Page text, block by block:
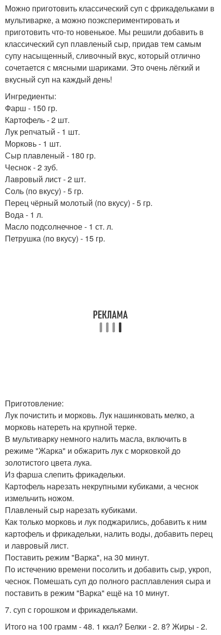
Можно приготовить классический суп с фрикадельками в
мультиварке, а можно поэкспериментировать и
приготовить что-то новенькое. Мы решили добавить в
классический суп плавленый сыр, придав тем самым
супу насыщенный, сливочный вкус, который отлично
сочетается с мясными шариками. Это очень лёгкий и
вкусный суп на каждый день!
Ингредиенты:
Фарш - 150 гр.
Картофель - 2 шт.
Лук репчатый - 1 шт.
Морковь - 1 шт.
Сыр плавленый - 180 гр.
Чеснок - 2 зуб.
Лавровый лист - 2 шт.
Соль (по вкусу) - 5 гр.
Перец чёрный молотый (по вкусу) - 5 гр.
Вода - 1 л.
Масло подсолнечное - 1 ст. л.
Петрушка (по вкусу) - 15 гр.
Приготовление:
Лук почистить и морковь. Лук нашинковать мелко, а
морковь натереть на крупной терке.
В мультиварку немного налить масла, включить в
режиме "Жарка" и обжарить лук с морковкой до
золотистого цвета лука.
Из фарша слепить фрикадельки.
Картофель нарезать некрупными кубиками, а чеснок
измельчить ножом.
Плавленый сыр нарезать кубиками.
Как только морковь и лук поджарились, добавить к ним
картофель и фрикадельки, налить воды, добавить перец
и лавровый лист.
Поставить режим "Варка", на 30 минут.
По истечению времени посолить и добавить сыр, укроп,
чеснок. Помешать суп до полного расплавления сыра и
поставить в режим "Варка" ещё на 10 минут.
7. суп с горошком и фрикадельками.
Итого на 100 грамм - 48. 1 ккал? Белки - 2. 8? Жиры - 2.